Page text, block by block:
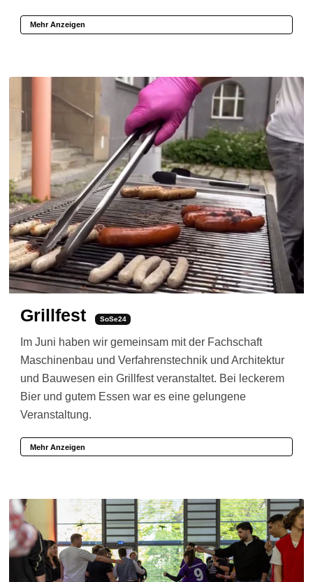
Mehr Anzeigen
Grillfest SoSe24
Im Juni haben wir gemeinsam mit der Fachschaft
Maschinenbau und Verfahrenstechnik und Architektur
und Bauwesen ein Grillfest veranstaltet. Bei leckerem
Bier und gutem Essen war es eine gelungene
Veranstaltung.
Mehr Anzeigen